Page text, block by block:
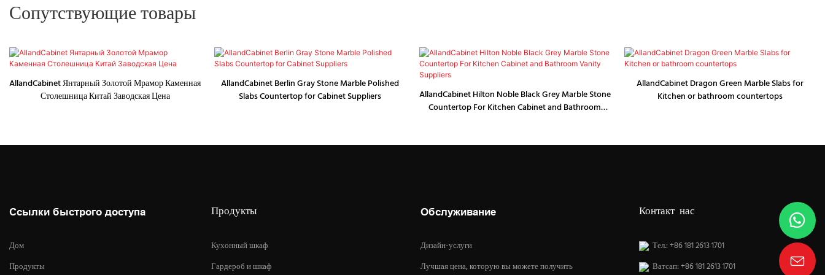
Сопутствующие товары
AllandCabinet Янтарный Золотой Мрамор Каменная
Столешница Китай Заводская Цена
AllandCabinet Berlin Gray Stone Marble Polished
Slabs Countertop for Cabinet Suppliers
AllandCabinet Hilton Noble Black Grey Marble Stone
Countertop For Kitchen Cabinet and Bathroom
AllandCabinet Dragon Green Marble Slabs for
Kitchen or bathroom countertops
Ссылки быстрого доступа
Дом
Продукты
Продукты
Кухонный шкаф
Гардероб и шкаф
Обслуживание
Дизайн-услуги
Лучшая цена, которую вы можете получить
Контакт нас
Тел.: +86 181 2613 1701
Ватсап: +86 181 2613 1701